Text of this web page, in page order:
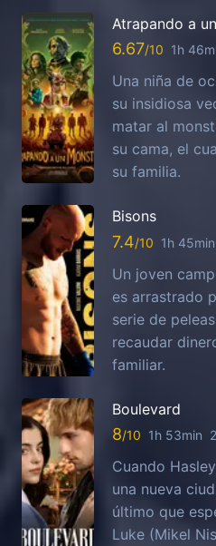
Atrapando a
6.67 1h
Una niña de
su insidiosa
matar al
su cama, el
su familia.
Bisons
7.4 1h 45min
Un joven
es arrastrado
serie de
recaudar
familiar.
Boulevard
8 1h 53min
Cuando
una nueva
último que
Luke (Mikel